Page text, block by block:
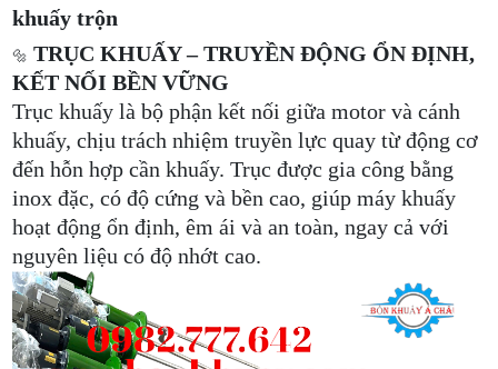
khuấy trộn
🔩 TRỤC KHUẤY – TRUYỀN ĐỘNG ỔN ĐỊNH,
KẾT NỐI BỀN VỮNG
Trục khuấy là bộ phận kết nối giữa motor và cánh
khuấy, chịu trách nhiệm truyền lực quay từ động cơ
đến hỗn hợp cần khuấy. Trục được gia công bằng
inox đặc, có độ cứng và bền cao, giúp máy khuấy
hoạt động ổn định, êm ái và an toàn, ngay cả với
nguyên liệu có độ nhớt cao.